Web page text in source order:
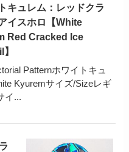
キュレム：レッドクラ
イスホロ【White
Red Cracked Ice
Patternホワイトキュ
Kyuremサイズ/Sizeレギ
イ...